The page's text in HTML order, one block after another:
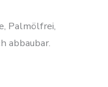
Palmölfrei,
abbaubar.